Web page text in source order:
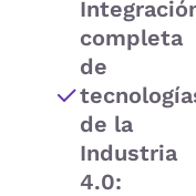
completa
de
de la
Industria
4.0: